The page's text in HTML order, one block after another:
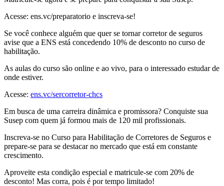
Acesse: ens.vc/preparatorio e inscreva-se!
Se você conhece alguém que quer se tornar corretor de seguros
avise que a ENS está concedendo 10% de desconto no curso de
habilitação.
As aulas do curso são online e ao vivo, para o interessado estudar de
onde estiver.
Acesse: ens.vc/sercorretor-chcs
Em busca de uma carreira dinâmica e promissora? Conquiste sua
Susep com quem já formou mais de 120 mil profissionais.
Inscreva-se no Curso para Habilitação de Corretores de Seguros e
prepare-se para se destacar no mercado que está em constante
crescimento.
Aproveite esta condição especial e matricule-se com 20% de
desconto! Mas corra, pois é por tempo limitado!